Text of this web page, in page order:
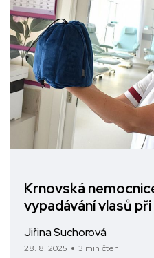
Krnovská
vypadávání vlasů
Jiřina Suchorová
28. 8. 2025 3 min čtení